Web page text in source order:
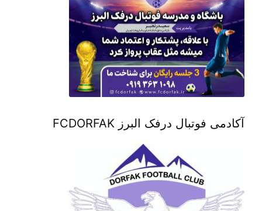
آکادمی فوتبال درفک البرز FCDORFAK